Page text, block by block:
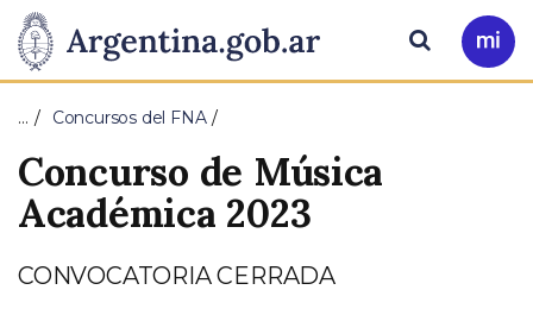
Presidencia
de
la
Nación
Pasar al contenido principal
Ir
a
Buscar
… Concursos del FNA
Concurso de Música
Académica 2023
CONVOCATORIA CERRADA